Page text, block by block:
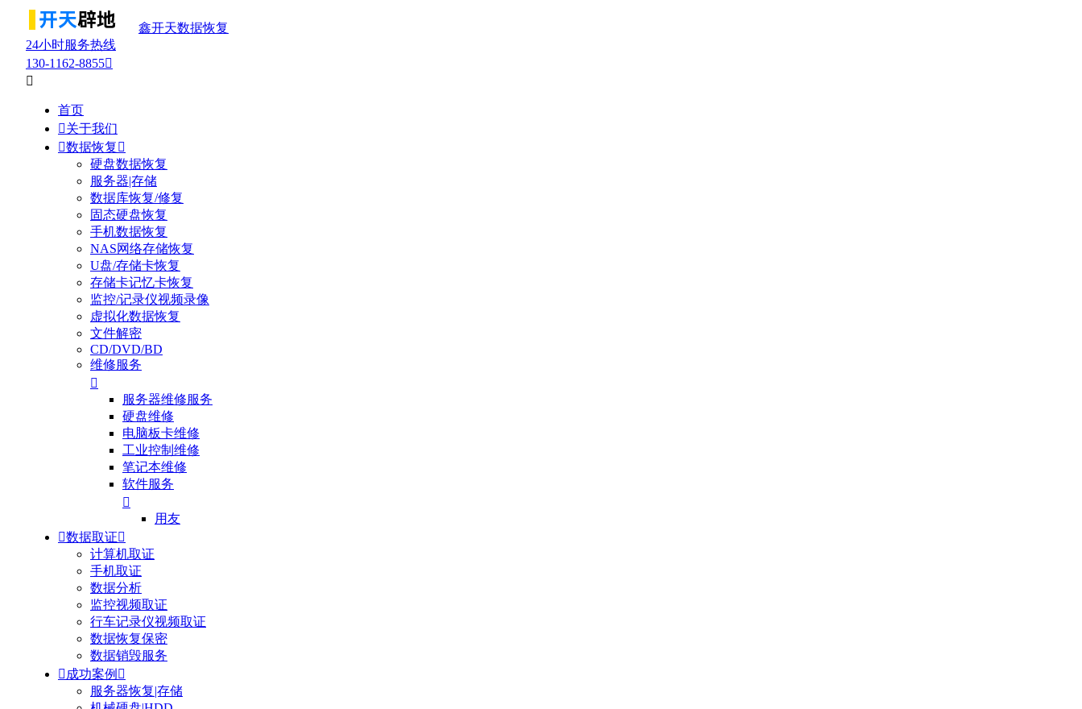
鑫开天数据恢复
24小时服务热线
130-1162-8855

首页
关于我们
数据恢复 
硬盘数据恢复
服务器|存储
数据库恢复/修复
固态硬盘恢复
手机数据恢复
NAS网络存储恢复
U盘/存储卡恢复
存储卡记忆卡恢复
监控/记录仪视频录像
虚拟化数据恢复
文件解密
CD/DVD/BD
维修服务

服务器维修服务
硬盘维修
电脑板卡维修
工业控制维修
笔记本维修
软件服务

用友
数据取证
计算机取证
手机取证
数据分析
监控视频取证
行车记录仪视频取证
数据恢复保密
数据销毁服务
 成功案例 
服务器恢复|存储